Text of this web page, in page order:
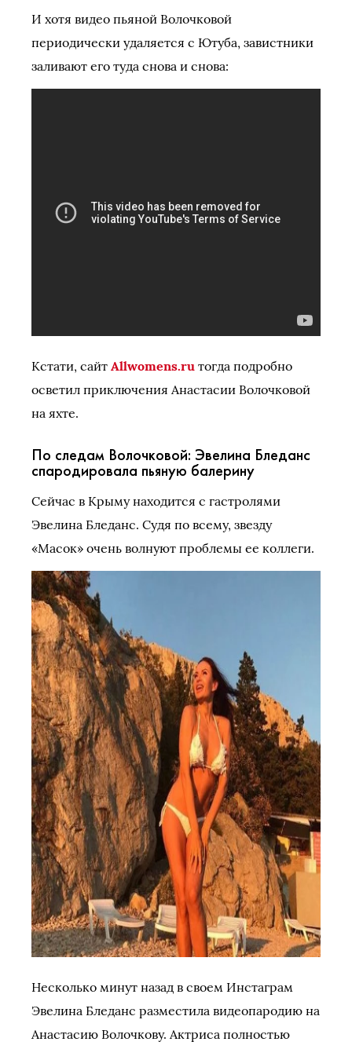
И хотя видео пьяной Волочковой
периодически удаляется с Ютуба, завистники
заливают его туда снова и снова:
Кстати, сайт Allwomens.ru тогда подробно
осветил приключения Анастасии Волочковой
на яхте.
По следам Волочковой: Эвелина Бледанс
спародировала пьяную балерину
Сейчас в Крыму находится с гастролями
Эвелина Бледанс. Судя по всему, звезду
«Масок» очень волнуют проблемы ее коллеги.
Несколько минут назад в своем Инстаграм
Эвелина Бледанс разместила видеопародию на
Анастасию Волочкову. Актриса полностью